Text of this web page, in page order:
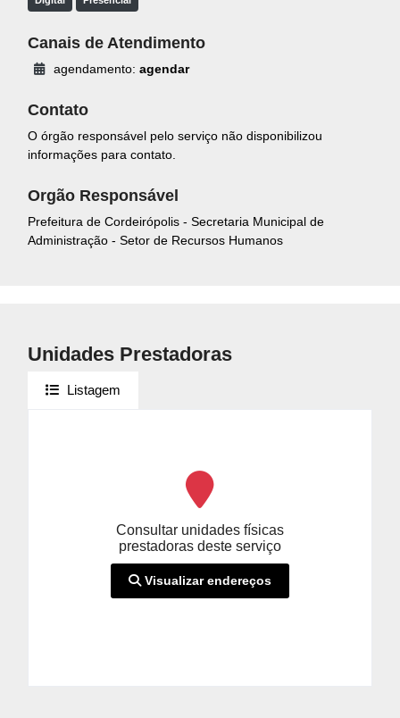
Canais de Atendimento
agendamento: agendar
Contato
O órgão responsável pelo serviço não disponibilizou
informações para contato.
Orgão Responsável
Prefeitura de Cordeirópolis - Secretaria Municipal de
Administração - Setor de Recursos Humanos
Unidades Prestadoras
Listagem
Consultar unidades físicas
prestadoras deste serviço
Visualizar endereços